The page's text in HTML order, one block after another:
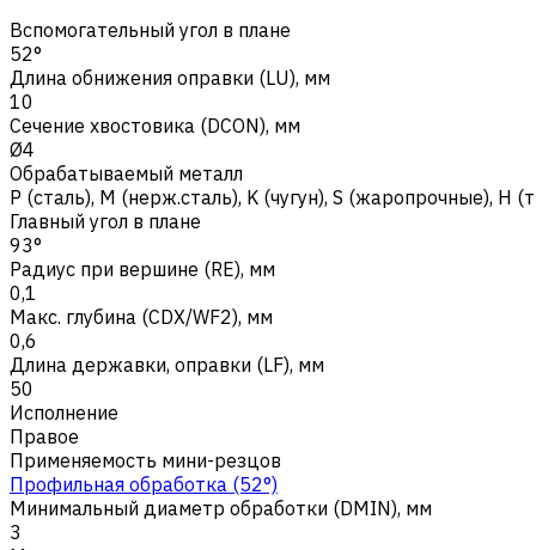
Вспомогательный угол в плане
52°
Длина обнижения оправки (LU), мм
10
Сечение хвостовика (DCON), мм
Ø4
Обрабатываемый металл
Р (сталь), M (нерж.сталь), K (чугун), S (жаропрочные), H
Главный угол в плане
93°
Радиус при вершине (RE), мм
0,1
Макс. глубина (CDX/WF2), мм
0,6
Длина державки, оправки (LF), мм
50
Исполнение
Правое
Применяемость мини-резцов
Профильная обработка (52°)
Минимальный диаметр обработки (DMIN), мм
3